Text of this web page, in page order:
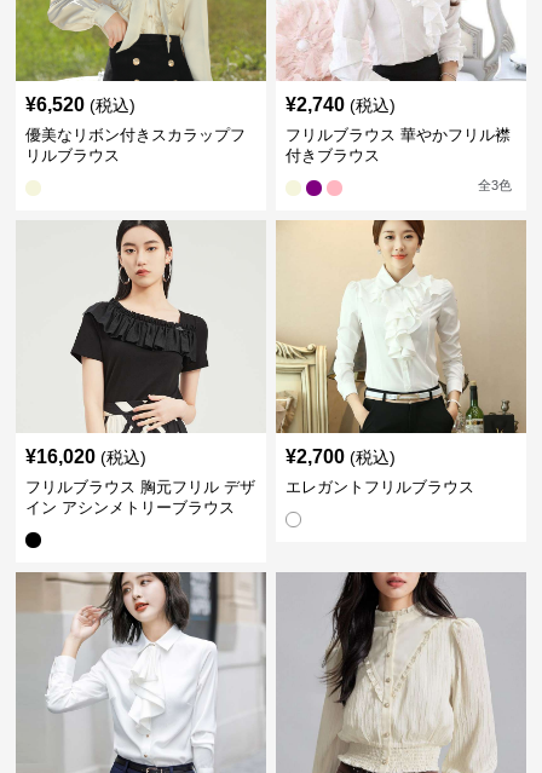
¥6,520 (税込)
優美なリボン付きスカラップフ
リルブラウス
¥2,740 (税込)
フリルブラウス 華やかフリル襟
付きブラウス
全3色
¥16,020 (税込)
フリルブラウス 胸元フリル デザ
イン アシンメトリーブラウス
¥2,700 (税込)
エレガントフリルブラウス